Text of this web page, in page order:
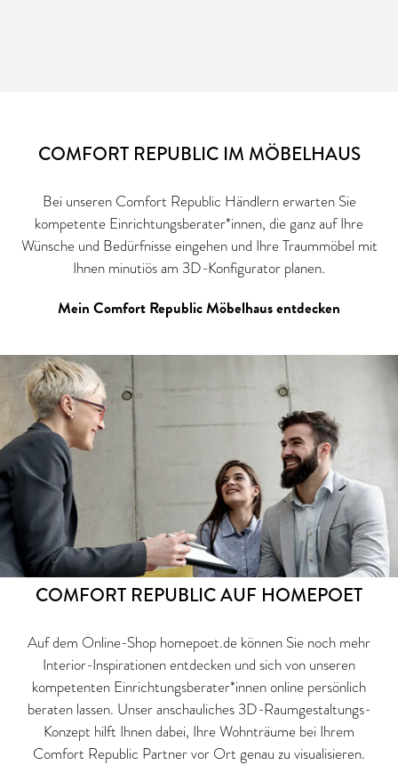
COMFORT REPUBLIC IM MÖBELHAUS
Bei unseren Comfort Republic Händlern erwarten Sie
kompetente Einrichtungsberater*innen, die ganz auf Ihre
Wünsche und Bedürfnisse eingehen und Ihre Traummöbel mit
Ihnen minutiös am 3D-Konfigurator planen.
Mein Comfort Republic Möbelhaus entdecken
COMFORT REPUBLIC AUF HOMEPOET
Auf dem Online-Shop homepoet.de können Sie noch mehr
Interior-Inspirationen entdecken und sich von unseren
kompetenten Einrichtungsberater*innen online persönlich
beraten lassen. Unser anschauliches 3D-Raumgestaltungs-
Konzept hilft Ihnen dabei, Ihre Wohnträume bei Ihrem
Comfort Republic Partner vor Ort genau zu visualisieren.